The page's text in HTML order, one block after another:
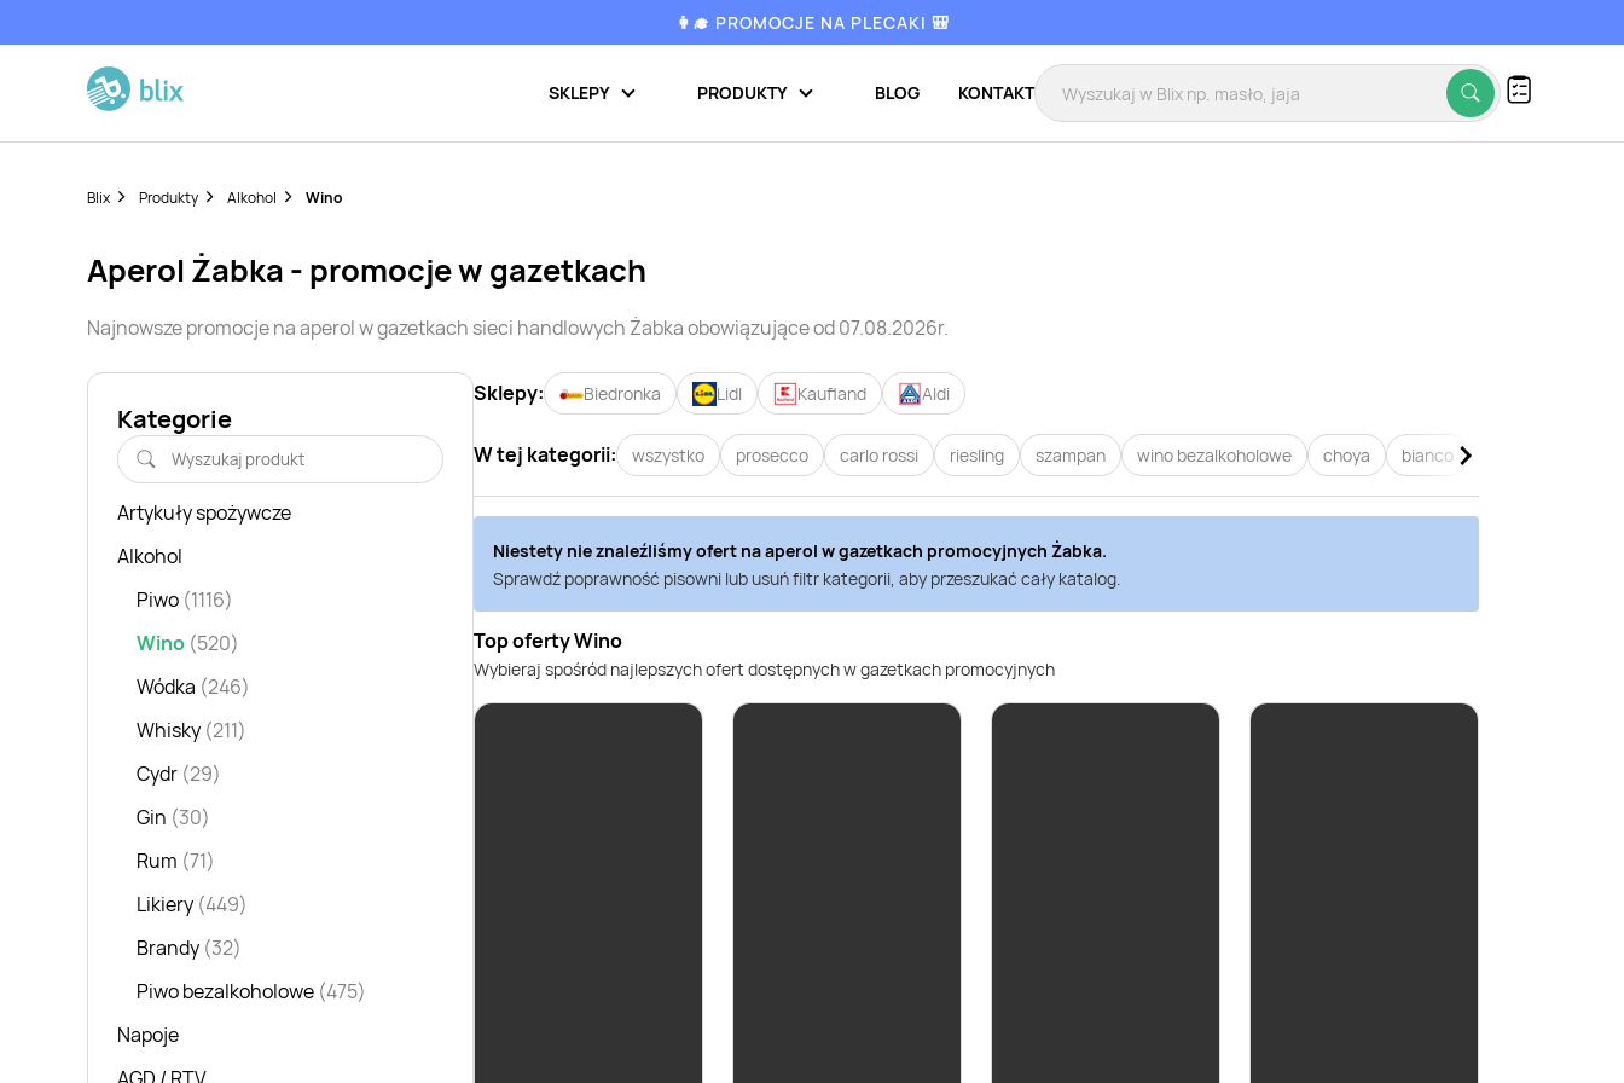
👩‍🎓 PROMOCJE NA PLECAKI 🎒
SKLEPY PRODUKTY BLOG KONTAKT
Blix Produkty Alkohol Wino
aperol Żabka - promocje w gazetkach
Najnowsze promocje naaperolw gazetkach sieci handlowych Żabkaobowiązujące od 07.08.2026r.
Kategorie
Artykuły spożywcze
Alkohol
Piwo (1116)
Wino (520)
Wódka (246)
Whisky (211)
Cydr (29)
Gin (30)
Rum (71)
Likiery (449)
Brandy (32)
Piwo bezalkoholowe (475)
Napoje
Sklepy: Biedronka Lidl Kaufland Aldi
W tej kategorii: wszystko prosecco carlo rossi riesling szampan wino bezalkoholowe choya bianco
Niestety nie znaleźliśmy ofert naaperol w gazetkach promocyjnych Żabka.
Sprawdź poprawność pisowni lub usuń filtr kategorii, aby przeszukać cały katalog.
Top oferty Wino
Wybieraj spośród najlepszych ofert dostępnych w gazetkach promocyjnych